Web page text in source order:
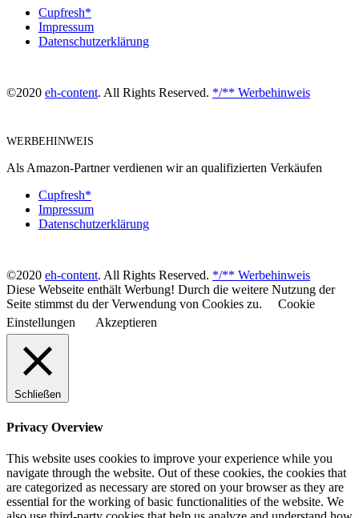
Cupfresh*
Impressum
Datenschutzerklärung
©2020 eh-content. All Rights Reserved. */** Werbehinweis
WERBEHINWEIS
Als Amazon-Partner verdienen wir an qualifizierten Verkäufen
Cupfresh*
Impressum
Datenschutzerklärung
©2020 eh-content. All Rights Reserved. */** Werbehinweis
Diese Webseite enthält Werbung! Durch die weitere Nutzung der
Seite stimmst du der Verwendung von Cookies zu.
Cookie
Einstellungen
Akzeptieren
Schließen
Privacy Overview
This website uses cookies to improve your experience while you
navigate through the website. Out of these cookies, the cookies that
are categorized as necessary are stored on your browser as they are
essential for the working of basic functionalities of the website. We